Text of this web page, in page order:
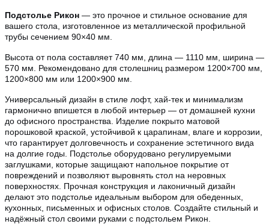
Подстолье Рикон — это прочное и стильное основание для
вашего стола, изготовленное из металлической профильной
трубы сечением 90×40 мм.
Высота от пола составляет 740 мм, длина — 1110 мм, ширина —
570 мм. Рекомендовано для столешниц размером 1200×700 мм,
1200×800 мм или 1200×900 мм.
Универсальный дизайн в стиле лофт, хай-тек и минимализм
гармонично впишется в любой интерьер — от домашней кухни
до офисного пространства. Изделие покрыто матовой
порошковой краской, устойчивой к царапинам, влаге и коррозии,
что гарантирует долговечность и сохранение эстетичного вида
на долгие годы. Подстолье оборудовано регулируемыми
заглушками, которые защищают напольное покрытие от
повреждений и позволяют выровнять стол на неровных
поверхностях. Прочная конструкция и лаконичный дизайн
делают это подстолье идеальным выбором для обеденных,
кухонных, письменных и офисных столов. Создайте стильный и
надёжный стол своими руками с подстольем Рикон.